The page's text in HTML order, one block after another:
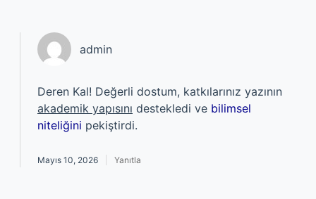
admin
Deren Kal! Değerli dostum, katkılarınız yazının
akademik yapısını destekledi ve bilimsel
niteliğini pekiştirdi.
Mayıs 10, 2026 Yanıtla